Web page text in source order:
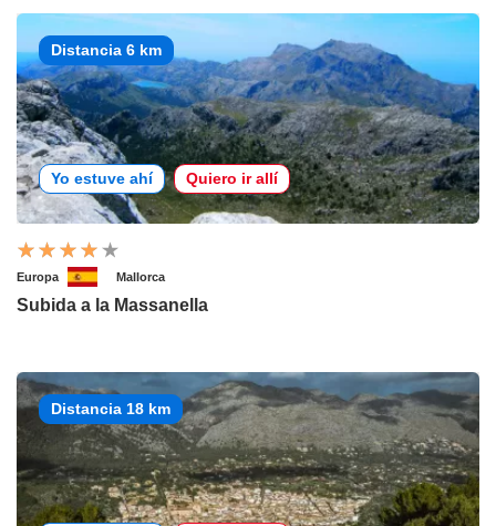
Distancia 6 km
Yo estuve ahí Quiero ir allí
Europa Mallorca
Subida a la Massanella
Distancia 18 km